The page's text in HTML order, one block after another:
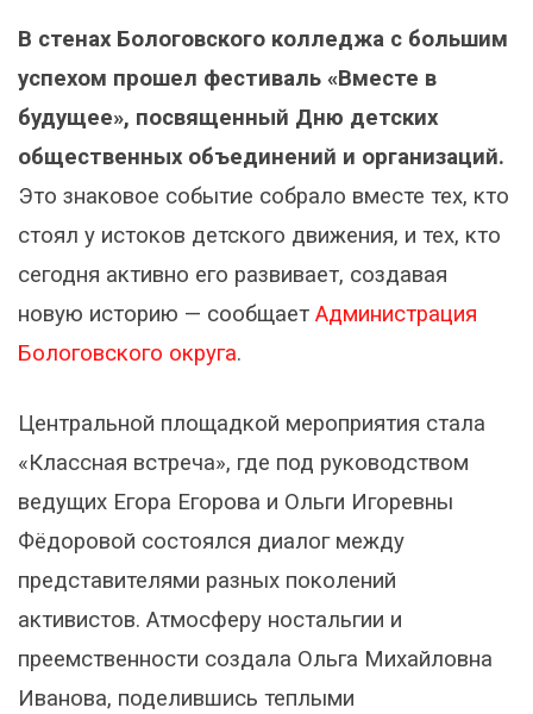
В стенах Бологовского колледжа с большим
успехом прошел фестиваль «Вместе в
будущее», посвященный Дню детских
общественных объединений и организаций.
Это знаковое событие собрало вместе тех, кто
стоял у истоков детского движения, и тех, кто
сегодня активно его развивает, создавая
новую историю — сообщает Администрация
Бологовского округа.
Центральной площадкой мероприятия стала
«Классная встреча», где под руководством
ведущих Егора Егорова и Ольги Игоревны
Фёдоровой состоялся диалог между
представителями разных поколений
активистов. Атмосферу ностальгии и
преемственности создала Ольга Михайловна
Иванова, поделившись теплыми